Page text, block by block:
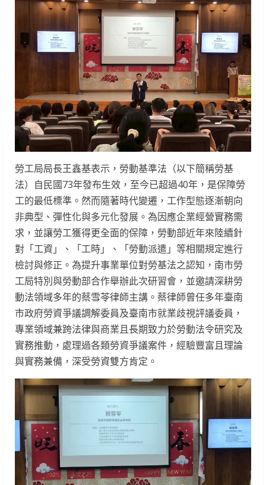
勞工局局長王鑫基表示，勞動基準法（以下簡稱勞基
法）自民國73年發布生效，至今已超過40年，是保障勞
工的最低標準。然而隨著時代變遷，工作型態逐漸朝向
非典型、彈性化與多元化發展。為因應企業經營實務需
求，並讓勞工獲得更全面的保障，勞動部近年來陸續針
對「工資」、「工時」、「勞動派遣」等相關規定進行
檢討與修正。為提升事業單位對勞基法之認知，南市勞
工局特別與勞動部合作舉辦此次研習會，並邀請深耕勞
動法領域多年的蔡雪苓律師主講。蔡律師曾任多年臺南
市政府勞資爭議調解委員及臺南市就業歧視評議委員，
專業領域兼跨法律與商業且長期致力於勞動法令研究及
實務推動，處理過各類勞資爭議案件，經驗豐富且理論
與實務兼備，深受勞資雙方肯定。